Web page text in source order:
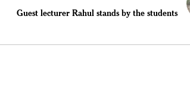
Guest lecturer Rahul stands by the students